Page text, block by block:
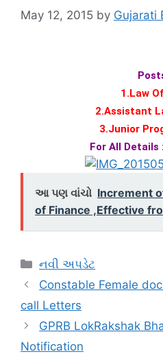
May 12, 2015 by Gujarati
1.Law
2.Assistant
3.Junior
For All Details :
આ પણ વાંચો Increment
of Finance ,Effective
Categories
નવી અપડેટ
Constable Female
call Letters
GPRB LokRakshak
Notification